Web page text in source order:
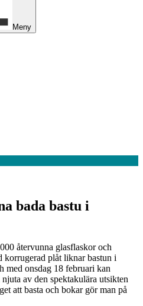
Meny
bada bastu i
återvunna glasflaskor och
korrugerad plåt liknar bastun i
med onsdag 18 februari kan
av den spektakulära utsikten
att basta och bokar gör man på